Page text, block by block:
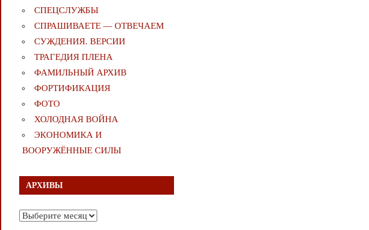
СПЕЦСЛУЖБЫ
СПРАШИВАЕТЕ — ОТВЕЧАЕМ
СУЖДЕНИЯ. ВЕРСИИ
ТРАГЕДИЯ ПЛЕНА
ФАМИЛЬНЫЙ АРХИВ
ФОРТИФИКАЦИЯ
ФОТО
ХОЛОДНАЯ ВОЙНА
ЭКОНОМИКА И
ВООРУЖЁННЫЕ СИЛЫ
АРХИВЫ
Архивы